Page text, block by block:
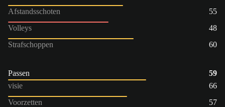
Afstandsschoten
55
Volleys
48
Strafschoppen
60
Passen
59
visie
66
Voorzetten
57